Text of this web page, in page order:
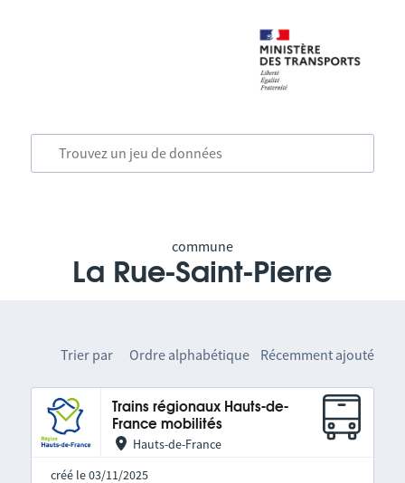
commune
La Rue-Saint-Pierre
Trier par Ordre alphabétique Récemment ajouté
Trains régionaux Hauts-de-
France mobilités
Hauts-de-France
créé le 03/11/2025